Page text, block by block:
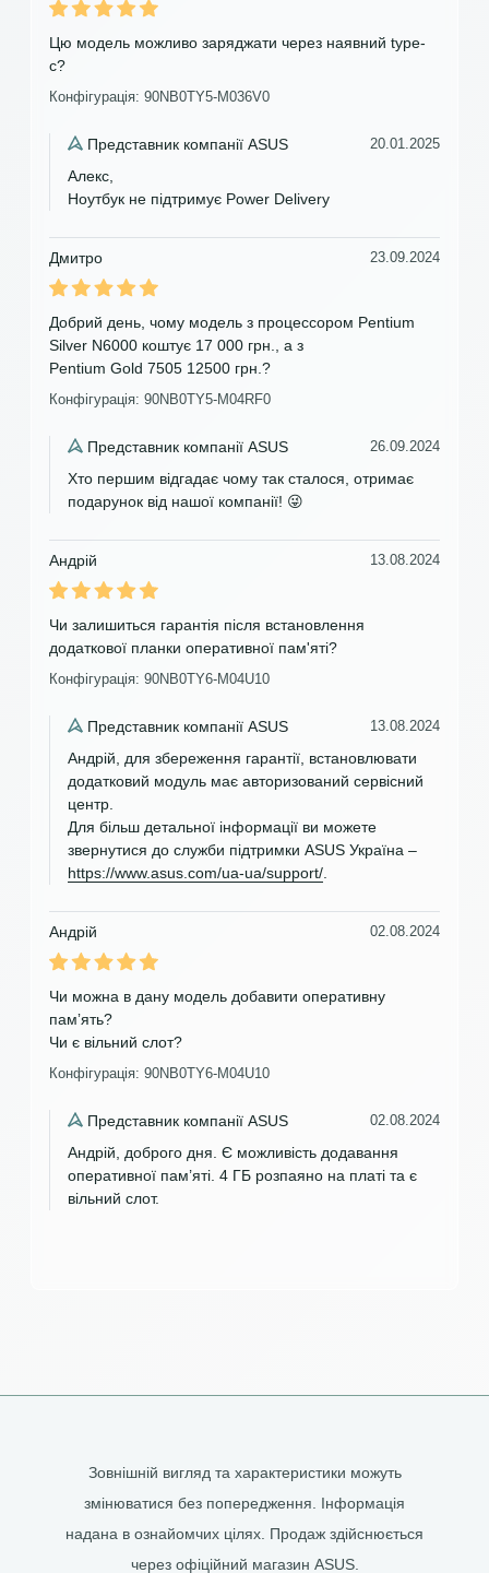
Цю модель можливо заряджати через наявний type-
c?
Конфігурація: 90NB0TY5-M036V0
Представник компанії ASUS 20.01.2025
Алекс,
Ноутбук не підтримує Power Delivery
Дмитро 23.09.2024
Добрий день, чому модель з процессором Pentium
Silver N6000 коштує 17 000 грн., а з
Pentium Gold 7505 12500 грн.?
Конфігурація: 90NB0TY5-M04RF0
Представник компанії ASUS 26.09.2024
Хто першим відгадає чому так сталося, отримає
подарунок від нашої компанії! 😜
Андрій 13.08.2024
Чи залишиться гарантія після встановлення
додаткової планки оперативної пам'яті?
Конфігурація: 90NB0TY6-M04U10
Представник компанії ASUS 13.08.2024
Андрій, для збереження гарантії, встановлювати
додатковий модуль має авторизований сервісний
центр.
Для більш детальної інформації ви можете
звернутися до служби підтримки ASUS Україна –
https://www.asus.com/ua-ua/support/
Андрій 02.08.2024
Чи можна в дану модель добавити оперативну
памʼять?
Чи є вільний слот?
Конфігурація: 90NB0TY6-M04U10
Представник компанії ASUS 02.08.2024
Андрій, доброго дня. Є можливість додавання
оперативної пам’яті. 4 ГБ розпаяно на платі та є
вільний слот.
Зовнішній вигляд та характеристики можуть
змінюватися без попередження. Інформація
надана в ознайомчих цілях. Продаж здійснюється
через офіційний магазин ASUS.